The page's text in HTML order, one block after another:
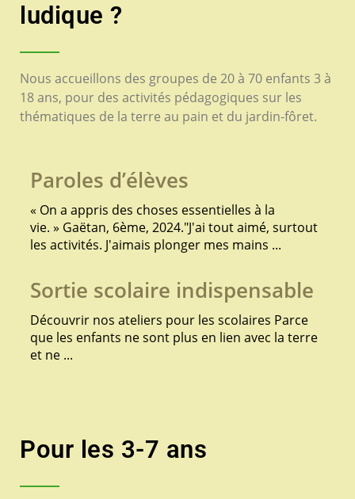
ludique ?
Nous accueillons des groupes de 20 à 70 enfants 3 à
18 ans, pour des activités pédagogiques sur les
thématiques de la terre au pain et du jardin-fôret.
Paroles d’élèves
« On a appris des choses essentielles à la
vie. » Gaëtan, 6ème, 2024."J'ai tout aimé, surtout
les activités. J'aimais plonger mes mains ...
Sortie scolaire indispensable
Découvrir nos ateliers pour les scolaires Parce
que les enfants ne sont plus en lien avec la terre
et ne ...
Pour les 3-7 ans